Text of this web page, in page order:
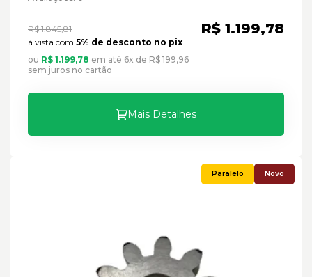
R$ 1.845,81 R$ 1.199,78
à vista com 5% de desconto no pix
ou R$ 1.199,78 em até 6x de R$ 199,96
sem juros no cartão
Mais Detalhes
Novo